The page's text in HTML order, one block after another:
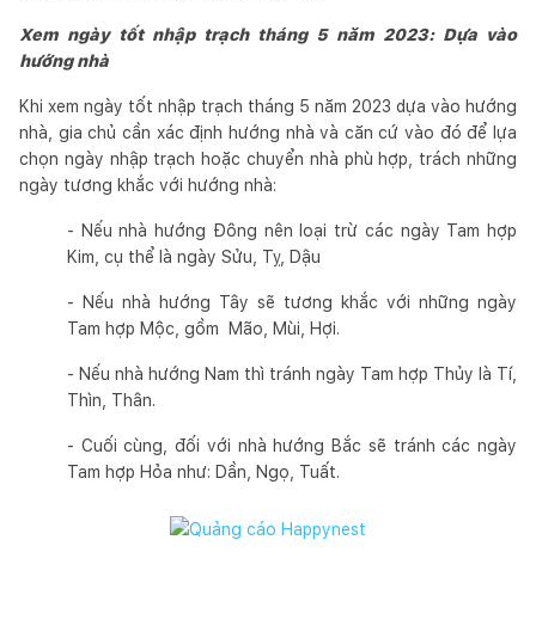
Xem ngày tốt nhập trạch tháng 5 năm 2023: Dựa vào
hướng nhà
Khi xem ngày tốt nhập trạch tháng 5 năm 2023 dựa vào hướng
nhà, gia chủ cần xác định hướng nhà và căn cứ vào đó để lựa
chọn ngày nhập trạch hoặc chuyển nhà phù hợp, trách những
ngày tương khắc với hướng nhà:
- Nếu nhà hướng Đông nên loại trừ các ngày Tam hợp
Kim, cụ thể là ngày Sửu, Tỵ, Dậu
- Nếu nhà hướng Tây sẽ tương khắc với những ngày
Tam hợp Mộc, gồm Mão, Mùi, Hợi.
- Nếu nhà hướng Nam thì tránh ngày Tam hợp Thủy là Tí,
Thìn, Thân.
- Cuối cùng, đối với nhà hướng Bắc sẽ tránh các ngày
Tam hợp Hỏa như: Dần, Ngọ, Tuất.